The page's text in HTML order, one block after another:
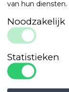
van hun diensten.
Noodzakelijk
Statistieken